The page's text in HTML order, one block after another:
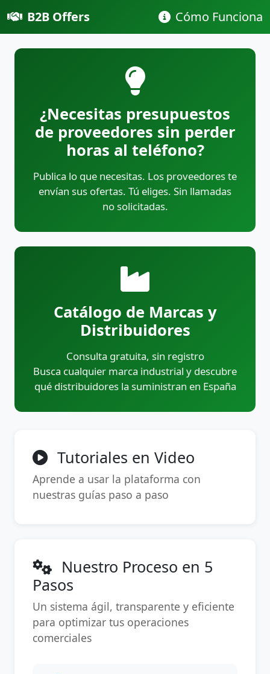
B2B Offers Cómo Funciona
¿Necesitas presupuestos
de proveedores sin perder
horas al teléfono?
Publica lo que necesitas. Los proveedores te
envían sus ofertas. Tú eliges. Sin llamadas
no solicitadas.
Catálogo de Marcas y
Distribuidores
Consulta gratuita, sin registro
Busca cualquier marca industrial y descubre
qué distribuidores la suministran en España
Tutoriales en Video
Aprende a usar la plataforma con
nuestras guías paso a paso
Nuestro Proceso en 5
Pasos
Un sistema ágil, transparente y eficiente
para optimizar tus operaciones
comerciales